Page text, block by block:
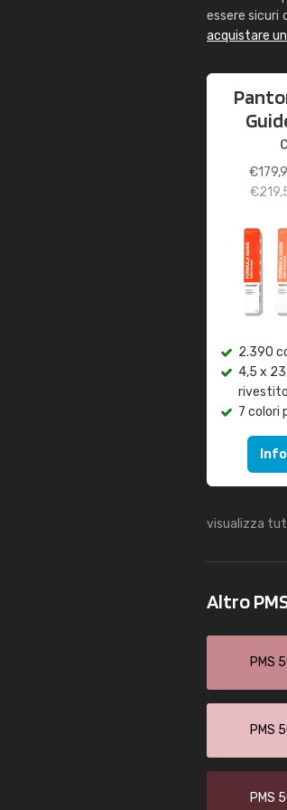
essere sicuri
acquistare
€
€
2.390
4,5 x
rivestito
7 colori
visualizza
Altro
PMS
PMS
PMS